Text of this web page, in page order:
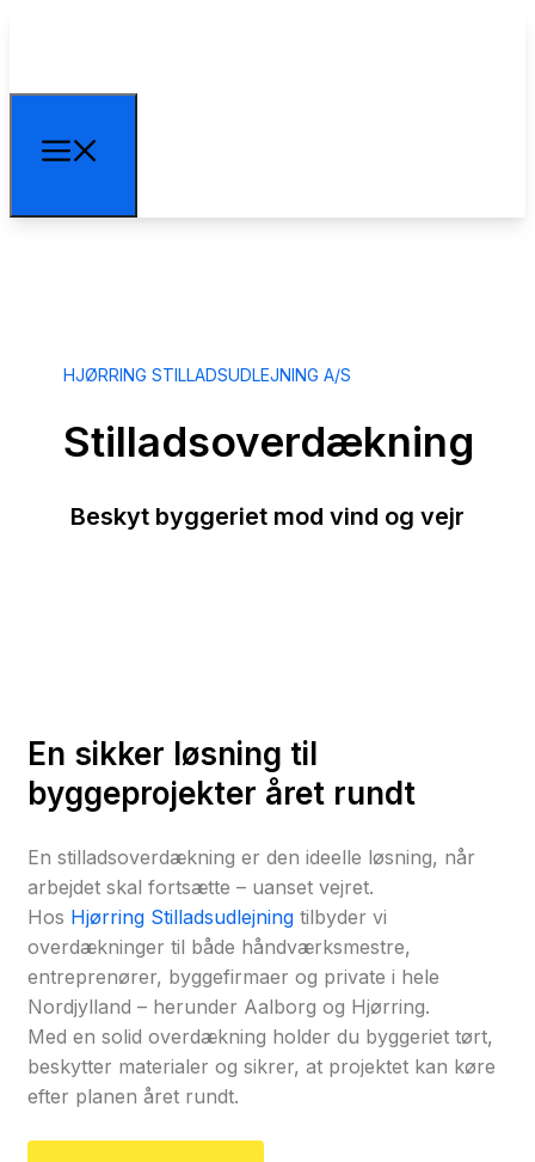
HJØRRING STILLADSUDLEJNING A/S
Stilladsoverdækning
Beskyt byggeriet mod vind og vejr
En sikker løsning til
byggeprojekter året rundt
En stilladsoverdækning er den ideelle løsning, når
arbejdet skal fortsætte – uanset vejret.
Hos Hjørring Stilladsudlejning tilbyder vi
overdækninger til både håndværksmestre,
entreprenører, byggefirmaer og private i hele
Nordjylland – herunder Aalborg og Hjørring.
Med en solid overdækning holder du byggeriet tørt,
beskytter materialer og sikrer, at projektet kan køre
efter planen året rundt.